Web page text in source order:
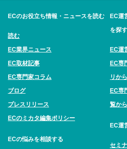
ECのお役立ち情報・ニュースを読む
読む
EC業界ニュース
EC取材記事
EC専門家コラム
ブログ
プレスリリース
ECのミカタ編集ポリシー
ECの悩みを相談する
EC運
を探す
EC運
EC専
リか
EC専
覧か
EC運
セミ